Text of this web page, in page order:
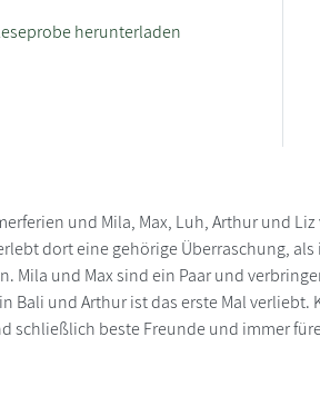
herunterladen
und Mila, Max, Luh, Arthur und
dort eine gehörige Überraschung,
Mila und Max sind ein Paar und
Bali und Arthur ist das erste Mal
schließlich beste Freunde und immer